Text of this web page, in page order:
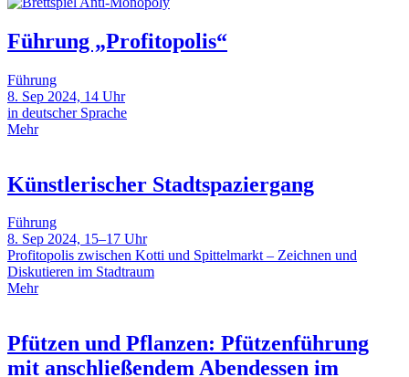
Führung „Profitopolis“
Führung
8. Sep 2024, 14 Uhr
in deutscher Sprache
Mehr
Künstlerischer Stadtspaziergang
Führung
8. Sep 2024, 15–17 Uhr
Profitopolis zwischen Kotti und Spittelmarkt – Zeichnen und
Diskutieren im Stadtraum
Mehr
Pfützen und Pflanzen: Pfützenführung
mit anschließendem Abendessen im